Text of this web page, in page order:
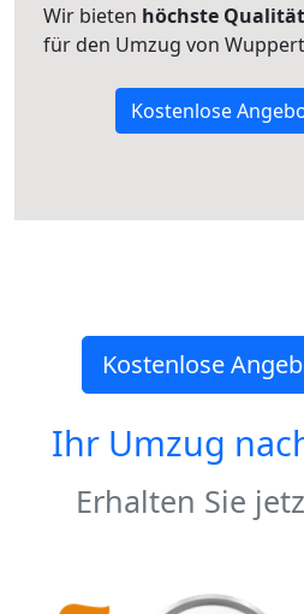
Wir bieten höchste Qualität
für den Umzug von
Kostenlose
Kostenlose
Ihr Umzug
Erhalten Sie